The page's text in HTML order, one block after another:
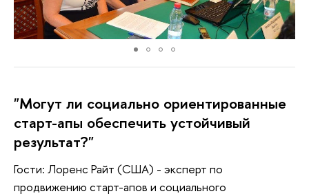
"Могут ли социально ориентированные
старт-апы обеспечить устойчивый
результат?"
Гости: Лоренс Райт (США) - эксперт по
продвижению старт-апов и социального